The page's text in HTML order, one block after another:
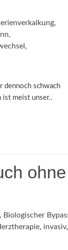
,
,
,
dennoch schwach
ist meist unser..
ohne
, Biologischer
, invasiv,